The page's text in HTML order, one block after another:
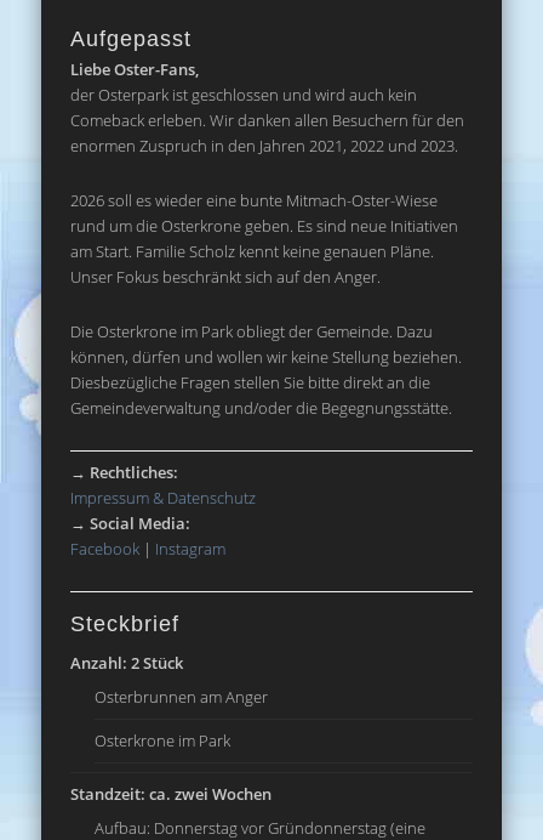
Aufgepasst
Liebe Oster-Fans,
der Osterpark ist geschlossen und wird auch kein
Comeback erleben. Wir danken allen Besuchern für den
enormen Zuspruch in den Jahren 2021, 2022 und 2023.
2026 soll es wieder eine bunte Mitmach-Oster-Wiese
rund um die Osterkrone geben. Es sind neue Initiativen
am Start. Familie Scholz kennt keine genauen Pläne.
Unser Fokus beschränkt sich auf den Anger.
Die Osterkrone im Park obliegt der Gemeinde. Dazu
können, dürfen und wollen wir keine Stellung beziehen.
Diesbezügliche Fragen stellen Sie bitte direkt an die
Gemeindeverwaltung und/oder die Begegnungsstätte.
→ Rechtliches:
Impressum & Datenschutz
→Social Media:
Facebook | Instagram
Steckbrief
Anzahl: 2 Stück
Osterbrunnen am Anger
Osterkrone im Park
Standzeit: ca. zwei Wochen
Aufbau: Donnerstag vor Gründonnerstag (eine